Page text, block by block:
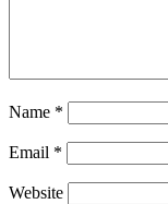
Name *
Email *
Website